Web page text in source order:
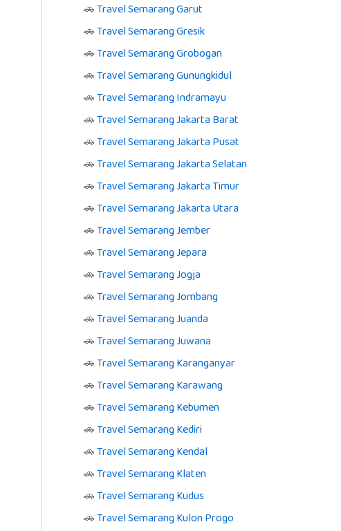
🚗Travel Semarang Garut
🚗Travel Semarang Gresik
🚗Travel Semarang Grobogan
🚗Travel Semarang Gunungkidul
🚗Travel Semarang Indramayu
🚗Travel Semarang Jakarta Barat
🚗Travel Semarang Jakarta Pusat
🚗Travel Semarang Jakarta Selatan
🚗Travel Semarang Jakarta Timur
🚗Travel Semarang Jakarta Utara
🚗Travel Semarang Jember
🚗Travel Semarang Jepara
🚗Travel Semarang Jogja
🚗Travel Semarang Jombang
🚗Travel Semarang Juanda
🚗Travel Semarang Juwana
🚗Travel Semarang Karanganyar
🚗Travel Semarang Karawang
🚗Travel Semarang Kebumen
🚗Travel Semarang Kediri
🚗Travel Semarang Kendal
🚗Travel Semarang Klaten
🚗Travel Semarang Kudus
🚗Travel Semarang Kulon Progo